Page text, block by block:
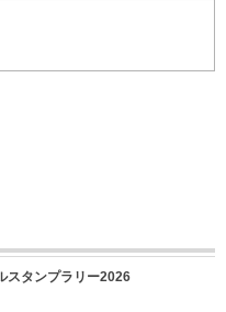
スタンプラリー2026